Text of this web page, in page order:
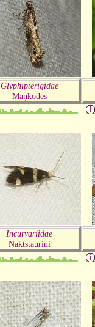
Glyphipterigidae
Māņkodes
Incurvariidae
Naktstauriņi